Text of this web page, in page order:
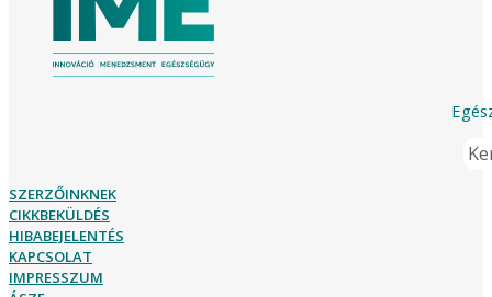
SZERZŐINKNEK
CIKKBEKÜLDÉS
HIBABEJELENTÉS
KAPCSOLAT
IMPRESSZUM